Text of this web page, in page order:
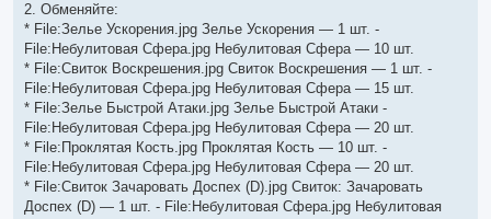
2. Обменяйте:
* File:Зелье Ускорения.jpg Зелье Ускорения — 1 шт. -
File:Небулитовая Сфера.jpg Небулитовая Сфера — 10 шт.
* File:Свиток Воскрешения.jpg Свиток Воскрешения — 1 шт. -
File:Небулитовая Сфера.jpg Небулитовая Сфера — 15 шт.
* File:Зелье Быстрой Атаки.jpg Зелье Быстрой Атаки -
File:Небулитовая Сфера.jpg Небулитовая Сфера — 20 шт.
* File:Проклятая Кость.jpg Проклятая Кость — 10 шт. -
File:Небулитовая Сфера.jpg Небулитовая Сфера — 20 шт.
* File:Свиток Зачаровать Доспех (D).jpg Свиток: Зачаровать
Доспех (D) — 1 шт. - File:Небулитовая Сфера.jpg Небулитовая